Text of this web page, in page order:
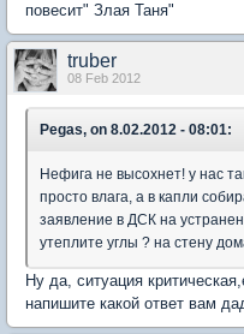
повесит" Злая Таня"
truber
08 Feb 2012
Pegas, on 8.02.2012 - 08:01:
Нефига не высохнет! у нас
просто влага, а в капли
заявление в ДСК на
утеплите углы ? на стену
Ну да, ситуация
напишите какой ответ вам